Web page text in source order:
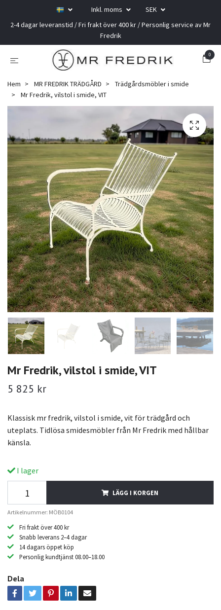
Inkl. moms
SEK
2-4 dagar leveranstid / Fri frakt över 400 kr / Personlig service av Mr
Fredrik
0
Hem MR FREDRIK TRÄDGÅRD
Trädgårdsmöbler i smide
Mr Fredrik, vilstol i smide, VIT
Mr Fredrik, vilstol i smide, VIT
5 825 kr
Klassisk mr fredrik, vilstol i smide, vit för trädgård och
uteplats. Tidlösa smidesmöbler från Mr Fredrik med hållbar
känsla.
I lager
LÄGG I KORGEN
Artikelnummer: MÖB0104
Fri frakt över 400 kr
Snabb leverans 2–4 dagar
14 dagars öppet köp
Personlig kundtjänst 08.00–18.00
Dela